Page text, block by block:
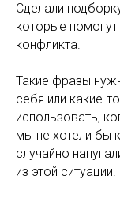
Сделали
которые помогут
конфликта.
Такие фразы
себя или какие-
использовать,
мы не хотели бы
случайно
из этой ситуации.